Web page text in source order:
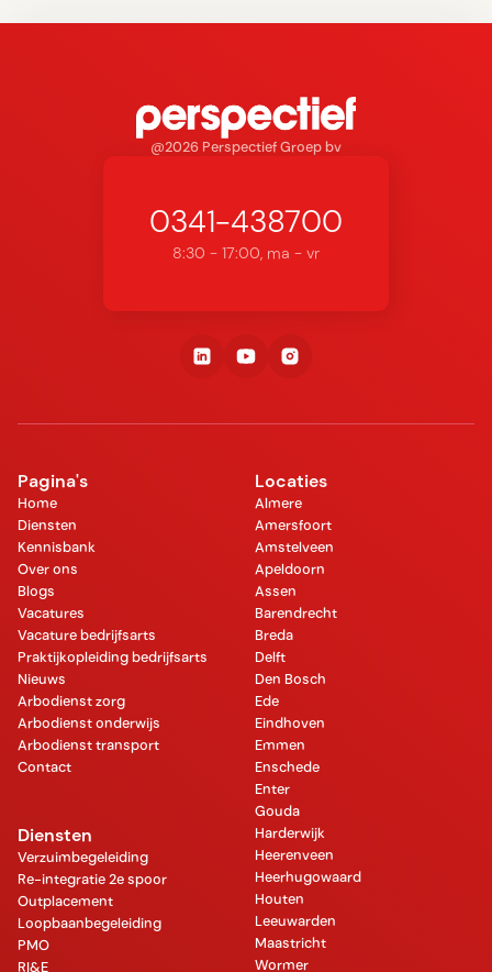
@2026 Perspectief Groep bv
0341-438700
8:30 - 17:00, ma - vr
Pagina's
Home
Diensten
Kennisbank
Over ons
Blogs
Vacatures
Vacature bedrijfsarts
Praktijkopleiding bedrijfsarts
Nieuws
Arbodienst zorg
Arbodienst onderwijs
Arbodienst transport
Contact
Diensten
Verzuimbegeleiding
Re-integratie 2e spoor
Outplacement
Loopbaanbegeleiding
PMO
RI&E
Locaties
Almere
Amersfoort
Amstelveen
Apeldoorn
Assen
Barendrecht
Breda
Delft
Den Bosch
Ede
Eindhoven
Emmen
Enschede
Enter
Gouda
Harderwijk
Heerenveen
Heerhugowaard
Houten
Leeuwarden
Maastricht
Wormer